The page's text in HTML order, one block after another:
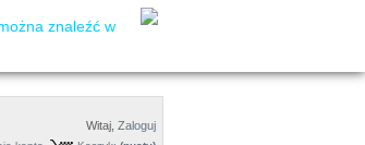
znaleźć w
Witaj,Zaloguj